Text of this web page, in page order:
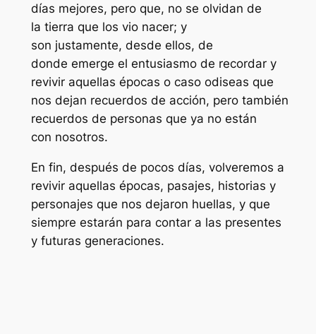
días mejores, pero que, no se olvidan de
la tierra que los vio nacer; y
son justamente, desde ellos, de
donde emerge el entusiasmo de recordar y
revivir aquellas épocas o caso odiseas que
nos dejan recuerdos de acción, pero también
recuerdos de personas que ya no están
con nosotros.
En fin, después de pocos días, volveremos a
revivir aquellas épocas, pasajes, historias y
personajes que nos dejaron huellas, y que
siempre estarán para contar a las presentes
y futuras generaciones.